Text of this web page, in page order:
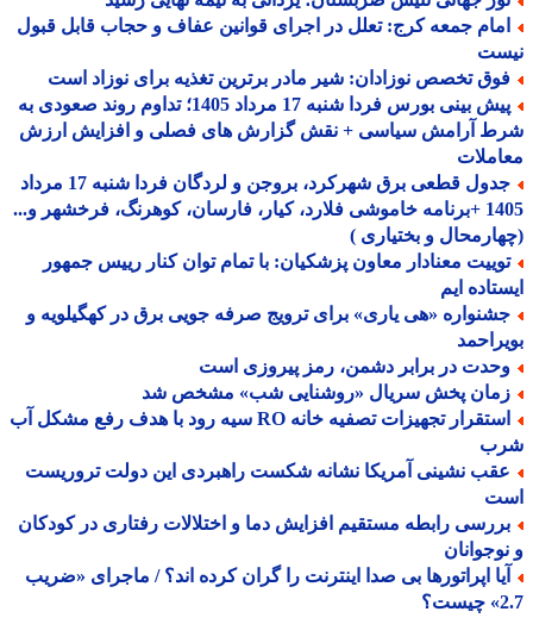
جمعه کرج: تعلل در اجرای قوانین عفاف و حجاب قابل قبول
تخصص نوزادان: شیر مادر برترین تغذیه برای نوزاد است
پیش بینی بورس فردا شنبه 17 مرداد 1405؛ تداوم روند صعودی به
آرامش سیاسی + نقش گزارش های فصلی و افزایش ارزش
جدول قطعی برق شهرکرد، بروجن و لردگان فردا شنبه 17 مرداد
1405 +برنامه خاموشی فلارد، کیار، فارسان، کوهرنگ، فرخشهر و...
و بختیاری )
معنادار معاون پزشکیان: با تمام توان کنار رییس جمهور
ایم
«هی یاری» برای ترویج صرفه جویی برق در کهگیلویه و
در برابر دشمن، رمز پیروزی است
پخش سریال «روشنایی شب» مشخص شد
استقرار تجهیزات تصفیه خانه RO سیه رود با هدف رفع مشکل آب
نشینی آمریکا نشانه شکست راهبردی این دولت تروریست
رابطه مستقیم افزایش دما و اختلالات رفتاری در کودکان
اپراتورها بی صدا اینترنت را گران کرده اند؟ / ماجرای «ضریب